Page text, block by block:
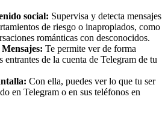
social: Supervisa y detecta mensajes
de riesgo o inapropiados, como
románticas con desconocidos.
Te permite ver de forma
entrantes de la cuenta de Telegram de tu
Con ella, puedes ver lo que tu ser
en Telegram o en sus teléfonos en